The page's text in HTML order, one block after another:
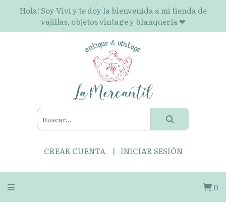
Hola! Soy Vivi y te doy la bienvenida a mi tienda de
vajillas, objetos vintage y blanquería ❤
CREAR CUENTA INICIAR SESIÓN
0